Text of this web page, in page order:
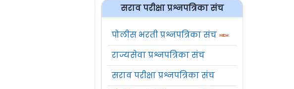
सराव परीक्षा प्रश्नपत्रिका संच
पोलीस भरती प्रश्नपत्रिका संच
राज्यसेवा प्रश्नपत्रिका संच
सराव परीक्षा प्रश्नपत्रिका संच